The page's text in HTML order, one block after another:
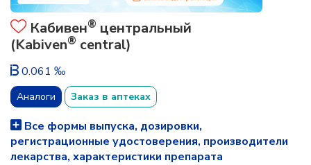
Кабивен® центральный
(Kabiven® central)
0.061 ‰
Аналоги Заказ в аптеках
Все формы выпуска, дозировки,
регистрационные удостоверения, производители
лекарства, характеристики препарата